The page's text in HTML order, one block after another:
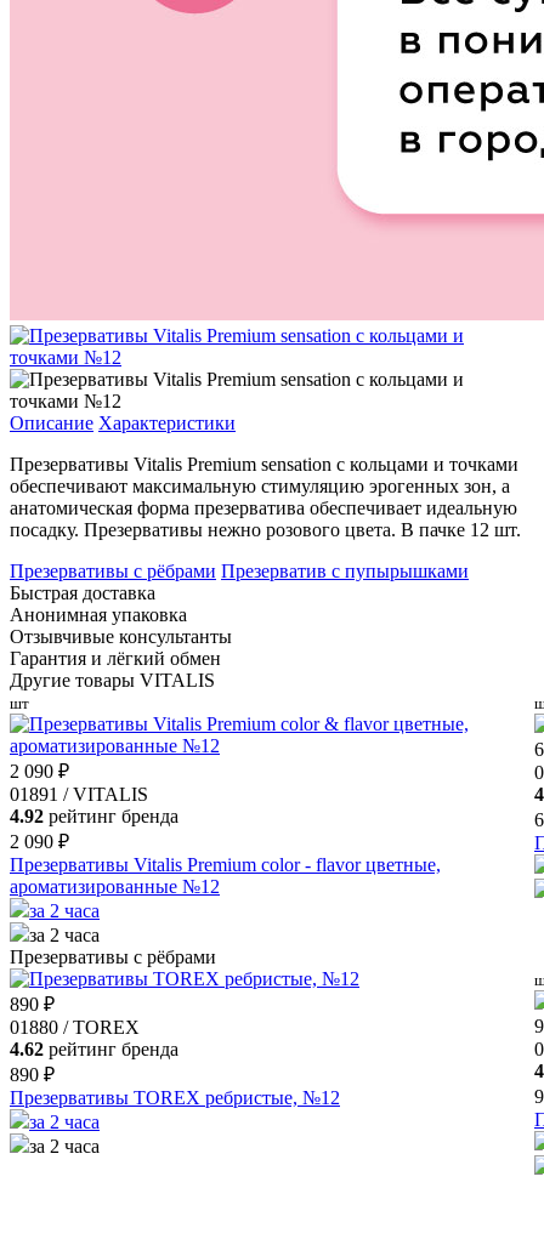
Описание Характеристики
Презервативы Vitalis Premium sensation с кольцами и точками
обеспечивают максимальную стимуляцию эрогенных зон, а
анатомическая форма презерватива обеспечивает идеальную
посадку. Презервативы нежно розового цвета. В пачке 12 шт.
Презервативы с рёбрами Презерватив с пупырышками
Быстрая доставка
Анонимная упаковка
Отзывчивые консультанты
Гарантия и лёгкий обмен
Другие товары VITALIS
шт
2 090 ₽
01891 / VITALIS
4.92 рейтинг бренда
2 090 ₽
Презервативы Vitalis Premium color - flavor цветные,
ароматизированные №12
за 2 часа
за 2 часа
Презервативы с рёбрами
890 ₽
01880 / TOREX
4.62 рейтинг бренда
890 ₽
Презервативы TOREX ребристые, №12
за 2 часа
за 2 часа